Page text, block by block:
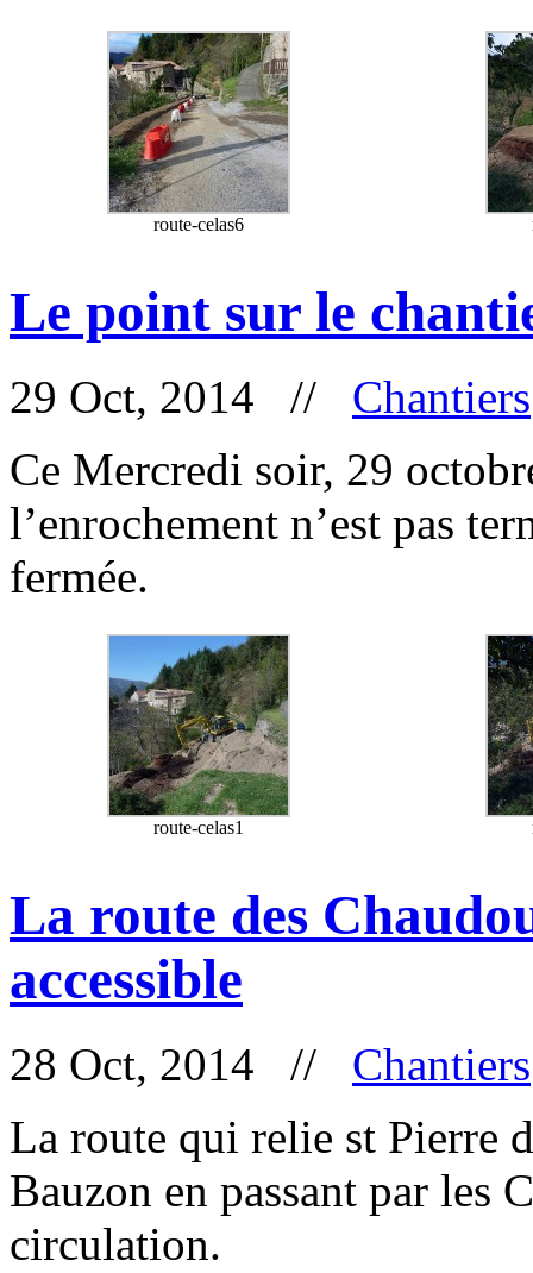
route-celas6
Le point sur le
29 Oct, 2014 // Chantiers
Ce Mercredi soir, 29
l’enrochement n’est pas
fermée.
route-celas1
La route des
accessible
28 Oct, 2014 // Chantiers
La route qui relie st Pierre
Bauzon en passant par les
circulation.